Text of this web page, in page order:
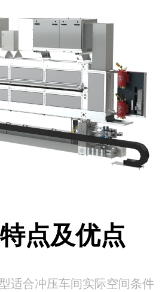
点及优点
适合冲压车间实际空间条件